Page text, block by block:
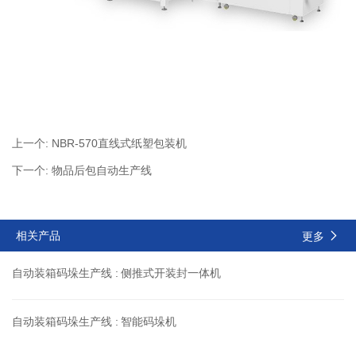
上一个: NBR-570直线式纸塑包装机
下一个: 物品后包自动生产线
相关产品 更多
自动装箱码垛生产线 : 侧推式开装封一体机
自动装箱码垛生产线 : 智能码垛机